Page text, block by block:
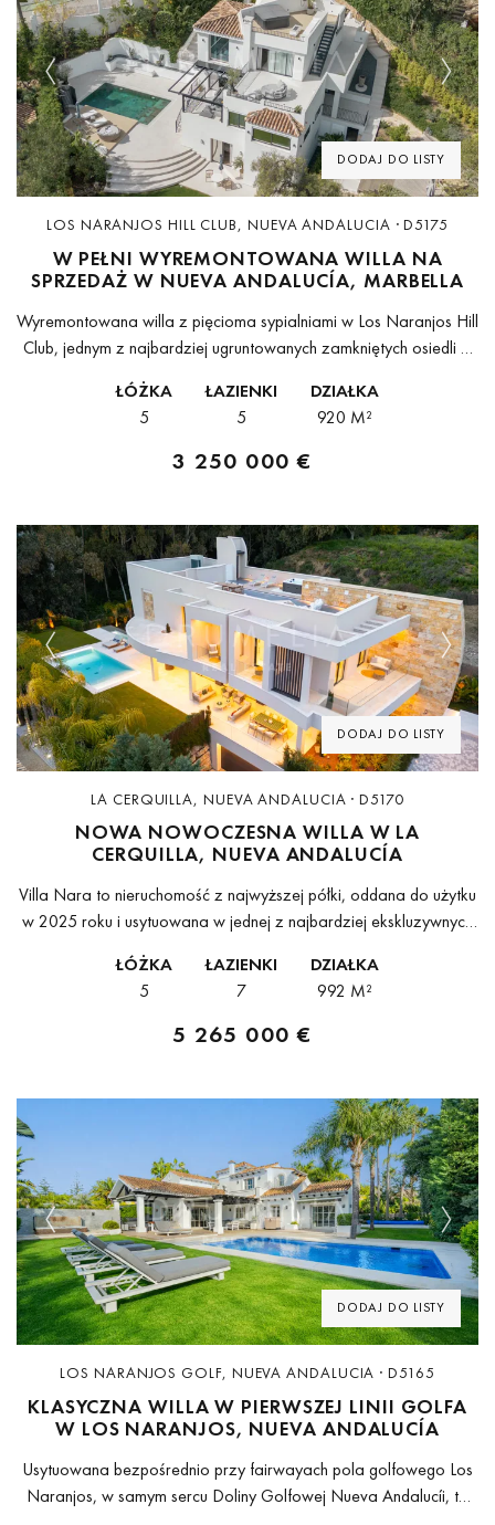
DODAJ DO LISTY
Previous Next
LOS NARANJOS HILL CLUB, NUEVA ANDALUCIA · D5175
W PEŁNI WYREMONTOWANA WILLA NA
SPRZEDAŻ W NUEVA ANDALUCÍA, MARBELLA
Wyremontowana willa z pięcioma sypialniami w Los Naranjos Hill
Club, jednym z najbardziej ugruntowanych zamkniętych osiedli w
dojrzałą zielenią z otwartym...
ŁÓŻKA
5
ŁAZIENKI
5
DZIAŁKA
920 M²
3 250 000 €
DODAJ DO LISTY
Previous Next
LA CERQUILLA, NUEVA ANDALUCIA · D5170
NOWA NOWOCZESNA WILLA W LA
CERQUILLA, NUEVA ANDALUCÍA
Villa Nara to nieruchomość z najwyższej półki, oddana do użytku
w 2025 roku i usytuowana w jednej z najbardziej ekskluzywnych
czterech...
ŁÓŻKA
5
ŁAZIENKI
7
DZIAŁKA
992 M²
5 265 000 €
DODAJ DO LISTY
Previous Next
LOS NARANJOS GOLF, NUEVA ANDALUCIA · D5165
KLASYCZNA WILLA W PIERWSZEJ LINII GOLFA
W LOS NARANJOS, NUEVA ANDALUCÍA
Usytuowana bezpośrednio przy fairwayach pola golfowego Los
Naranjos, w samym sercu Doliny Golfowej Nueva Andalucíi, ta